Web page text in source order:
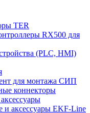
TER
RX500 для
(PLC, HMI)
для монтажа СИП
коннекторы
и аксессуары EKF-Line